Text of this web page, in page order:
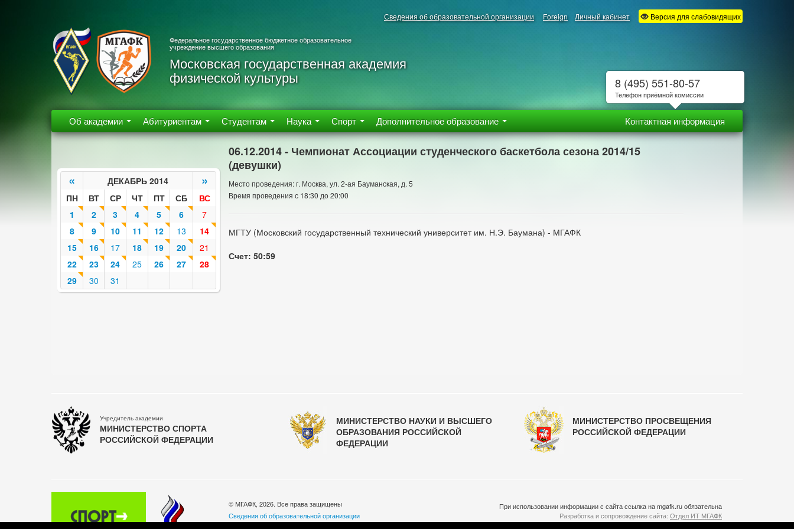
Сведения об образовательной организации Foreign Личный кабинет Версия для слабовидящих
Федеральное государственное бюджетное образовательное
учреждение высшего образования
Московская государственная академия
физической культуры
Об академии Абитуриентам Студентам Наука Спорт Дополнительное образование Контактная информация
« ДЕКАБРЬ 2014 »
ПН ВТ СР ЧТ ПТ СБ
ВС
1
2 3 4 5 6
7
8
9 10 11 12 13
14
15
16 17 18 19 20
21
22
23 24 25 26 27
28
29
30 31
06.12.2014 - Чемпионат Ассоциации студенческого баскетбола сезона 2014/15
(девушки)
Место проведения: г. Москва, ул. 2-ая Бауманская, д. 5
Время проведения с 18:30 до 20:00
МГТУ (Московский государственный технический университет им. Н.Э. Баумана) - МГАФК
Счет: 50:59
Учредитель академии
МИНИСТЕРСТВО СПОРТА
РОССИЙСКОЙ ФЕДЕРАЦИИ
МИНИСТЕРСТВО НАУКИ И ВЫСШЕГО
ОБРАЗОВАНИЯ РОССИЙСКОЙ
ФЕДЕРАЦИИ
МИНИСТЕРСТВО ПРОСВЕЩЕНИЯ
РОССИЙСКОЙ ФЕДЕРАЦИИ
© МГАФК, 2026. Все права защищены
Сведения об образовательной организации
При использовании информации с сайта ссылка на mgafk.ru обязательна
Разработка и сопровождение сайта: Отдел ИТ МГАФК
Система управления контентом:temeshov.ru
8 (495) 551-80-57
Телефон приёмной комиссии